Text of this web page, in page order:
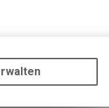
wie die
dass die